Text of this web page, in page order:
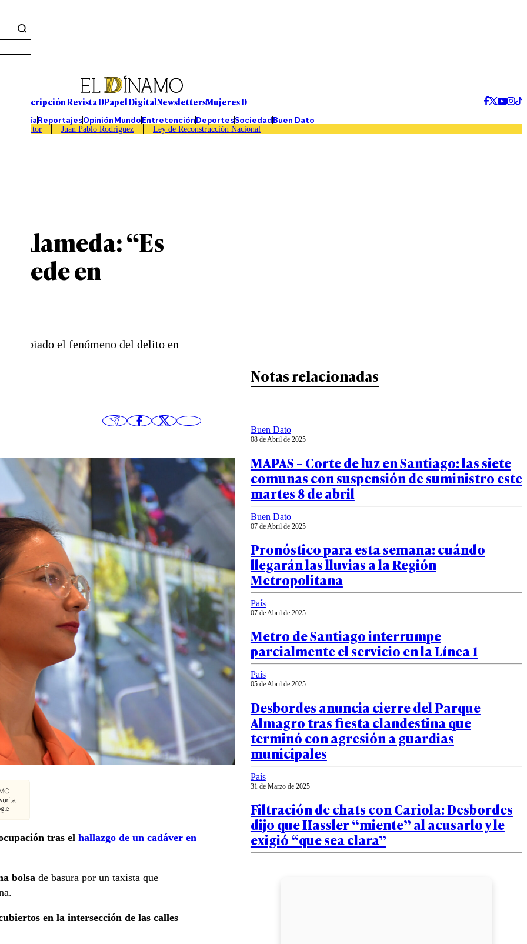
Suscripción Revista DPapel DigitalNewslettersMujeres D
EconomíaReportajesOpiniónMundoEntretenciónDeportesSociedadBuen Dato
Caso Sartor Juan Pablo Rodríguez Ley de Reconstrucción Nacional
Alameda: “Es
en
cambiado el fenómeno del delito en
tras el hallazgo de un cadáver en
bolsa de basura por un taxista que
en la intersección de las calles
Notas relacionadas
Buen Dato
08 de Abril de 2025
MAPAS – Corte de luz en Santiago: las siete
comunas con suspensión de suministro este
martes 8 de abril
Buen Dato
07 de Abril de 2025
Pronóstico para esta semana: cuándo
llegarán las lluvias a la Región
Metropolitana
País
07 de Abril de 2025
Metro de Santiago interrumpe
parcialmente el servicio en la Línea 1
País
05 de Abril de 2025
Desbordes anuncia cierre del Parque
Almagro tras fiesta clandestina que
terminó con agresión a guardias
municipales
País
31 de Marzo de 2025
Filtración de chats con Cariola: Desbordes
dijo que Hassler “miente” al acusarlo y le
exigió “que sea clara”